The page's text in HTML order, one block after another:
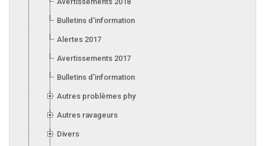
Bulletins d'information 2018
Alertes 2017
Avertissements 2017
Bulletins d'information 2017
Autres problèmes phytosanitaires
Autres ravageurs
Divers